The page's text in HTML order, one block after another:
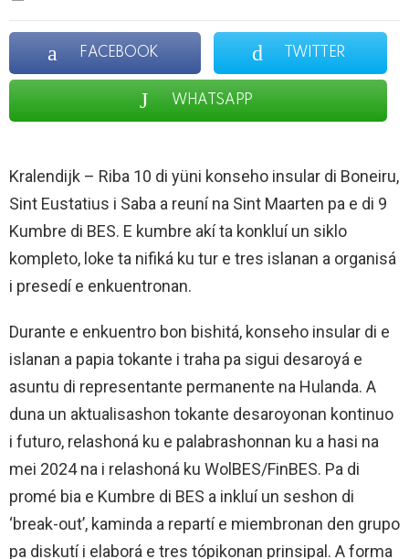
FACEBOOK TWITTER
WHATSAPP
Kralendijk – Riba 10 di yüni konseho insular di Boneiru,
Sint Eustatius i Saba a reuní na Sint Maarten pa e di 9
Kumbre di BES. E kumbre akí ta konkluí un siklo
kompleto, loke ta nifiká ku tur e tres islanan a organisá
i presedí e enkuentronan.
Durante e enkuentro bon bishitá, konseho insular di e
islanan a papia tokante i traha pa sigui desaroyá e
asuntu di representante permanente na Hulanda. A
duna un aktualisashon tokante desaroyonan kontinuo
i futuro, relashoná ku e palabrashonnan ku a hasi na
mei 2024 na i relashoná ku WolBES/FinBES. Pa di
promé bia e Kumbre di BES a inkluí un seshon di
‘break-out’, kaminda a repartí e miembronan den grupo
pa diskutí i elaborá e tres tópikonan prinsipal. A forma